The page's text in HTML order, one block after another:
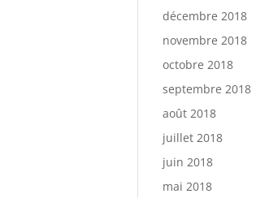
décembre 2018
novembre 2018
octobre 2018
septembre 2018
août 2018
juillet 2018
juin 2018
mai 2018